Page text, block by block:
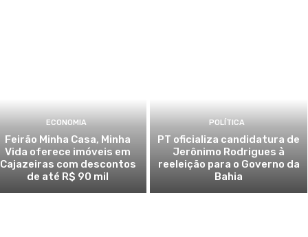
ECONOMIA
Feirão Minha Casa, Minha
Vida oferece imóveis em
Cajazeiras com descontos
de até R$ 90 mil
POLÍTICA
PT oficializa candidatura de
Jerônimo Rodrigues à
reeleição para o Governo da
Bahia